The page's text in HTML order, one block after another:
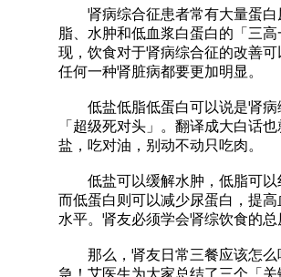
肾病综合征患者常有大量蛋白
脂、水肿和低血浆白蛋白的「三高
现，饮食对于肾病综合征的改善
任何一种肾脏病都要更加明显。
低盐低脂低蛋白可以说是肾病
「超级死对头」。翻译成大白话
盐，吃对油，别动不动只吃肉。
低盐可以缓解水肿，低脂可以
而低蛋白则可以减少尿蛋白，提高
水平。肾友必须学会肾综饮食的总
那么，肾友日常三餐应该怎么
急！艾医生为大家总结了三个「关